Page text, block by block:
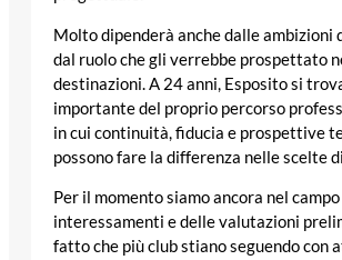
Molto dipenderà anche dalle ambizioni
dal ruolo che gli verrebbe prospettato
destinazioni. A 24 anni, Esposito si
importante del proprio percorso
in cui continuità, fiducia e prospettive
possono fare la differenza nelle scelte
Per il momento siamo ancora nel
interessamenti e delle valutazioni
fatto che più club stiano seguendo con